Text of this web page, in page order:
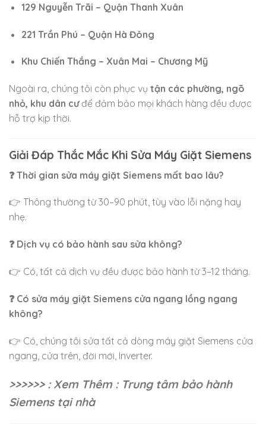
129 Nguyễn Trãi – Quận Thanh Xuân
221 Trần Phú – Quận Hà Đông
Khu Chiến Thắng – Xuân Mai – Chương Mỹ
Ngoài ra, chúng tôi còn phục vụ tận các phường, ngõ
nhỏ, khu dân cưđể đảm bảo mọi khách hàng đều được
hỗ trợ kịp thời.
Giải Đáp Thắc Mắc Khi Sửa Máy Giặt Siemens
❓ Thời gian sửa máy giặt Siemens mất bao lâu?
👉 Thông thường từ 30–90 phút, tùy vào lỗi nặng hay
nhẹ.
❓ Dịch vụ có bảo hành sau sửa không?
👉 Có, tất cả dịch vụ đều được bảo hành từ 3–12 tháng.
❓ Có sửa máy giặt Siemens cửa ngang lồng ngang
không?
👉 Có, chúng tôi sửa tất cả dòng máy giặt Siemens cửa
ngang, cửa trên, đời mới, Inverter.
>>>>>> : Xem Thêm : Trung tâm bảo hành
Siemens tại nhà